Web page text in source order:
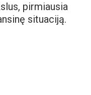
pirmiausia
situaciją.